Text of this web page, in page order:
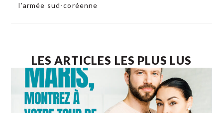
l’armée sud-coréenne
LES ARTICLES LES PLUS LUS